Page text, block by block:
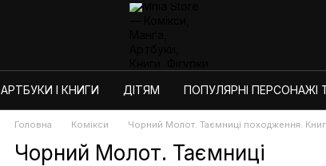
АРТБУКИ І КНИГИ ДІТЯМ ПОПУЛЯРНІ ПЕРСОНАЖІ
Головна Комікси Чорний Молот. Таємниці походження.
Чорний Молот. Таємниці